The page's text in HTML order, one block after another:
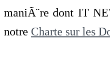
maniÃ¨re dont IT
notre Charte sur les